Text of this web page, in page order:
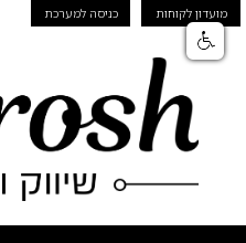
מועדון לקוחות כניסה למערכת